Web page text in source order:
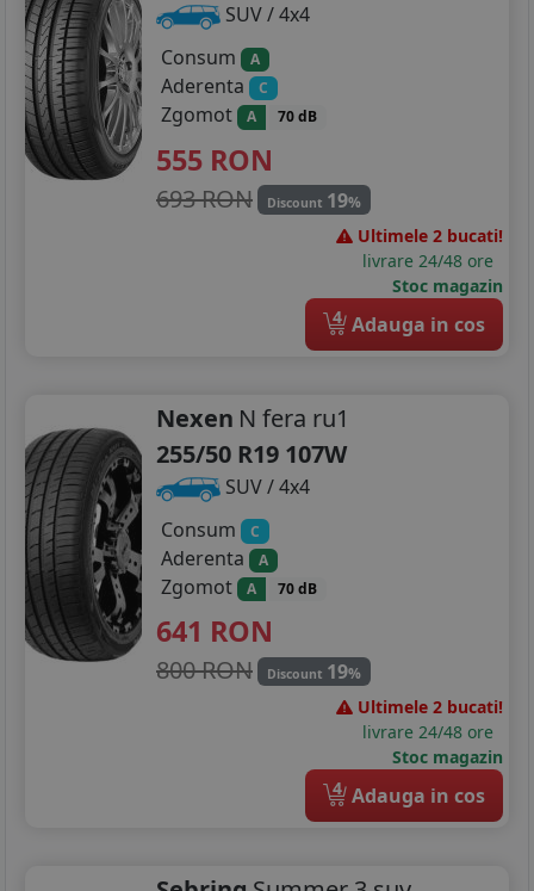
SUV / 4x4
Consum
A
Aderenta C
Zgomot A 70 dB
555 RON
693 RON Discount 19%
Ultimele 2 bucati!
livrare 24/48 ore
Stoc magazin
4 Adauga in cos
Nexen N fera ru1
255/50 R19 107W
SUV / 4x4
Consum
C
Aderenta A
Zgomot A 70 dB
641 RON
800 RON Discount 19%
Ultimele 2 bucati!
livrare 24/48 ore
Stoc magazin
4 Adauga in cos